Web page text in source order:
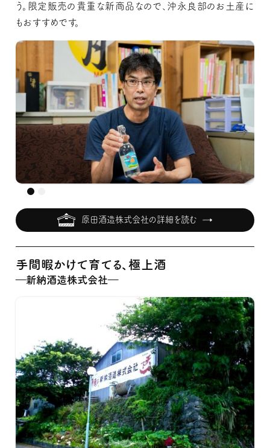
う。限定販売の貴重な新商品なので、沖永良部のお土産に
もおすすめです。
原田酒造株式会社の詳細を読む
手間暇かけて育てる、極上酒
―新納酒造株式会社―